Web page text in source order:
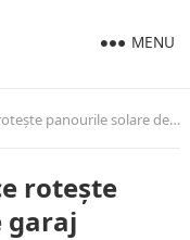
MENU
panourile solare de pe garaj
rotește
garaj